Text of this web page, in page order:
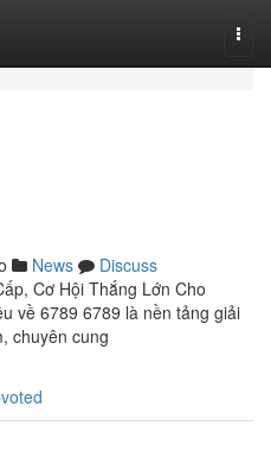
News
Discuss
Cơ Hội Thắng Lớn Cho
về 6789 6789 là nền tảng giải
chuyên cung